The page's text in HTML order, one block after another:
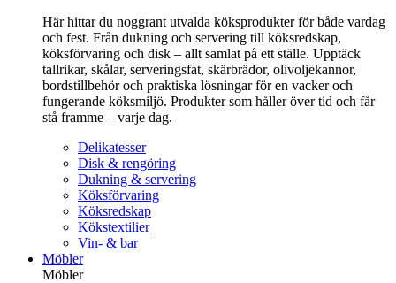
Här hittar du noggrant utvalda köksprodukter för både vardag
och fest. Från dukning och servering till köksredskap,
köksförvaring och disk – allt samlat på ett ställe. Upptäck
tallrikar, skålar, serveringsfat, skärbrädor, olivoljekannor,
bordstillbehör och praktiska lösningar för en vacker och
fungerande köksmiljö. Produkter som håller över tid och får
stå framme – varje dag.
Delikatesser
Disk & rengöring
Dukning & servering
Köksförvaring
Köksredskap
Kökstextilier
Vin- & bar
Möbler
Möbler